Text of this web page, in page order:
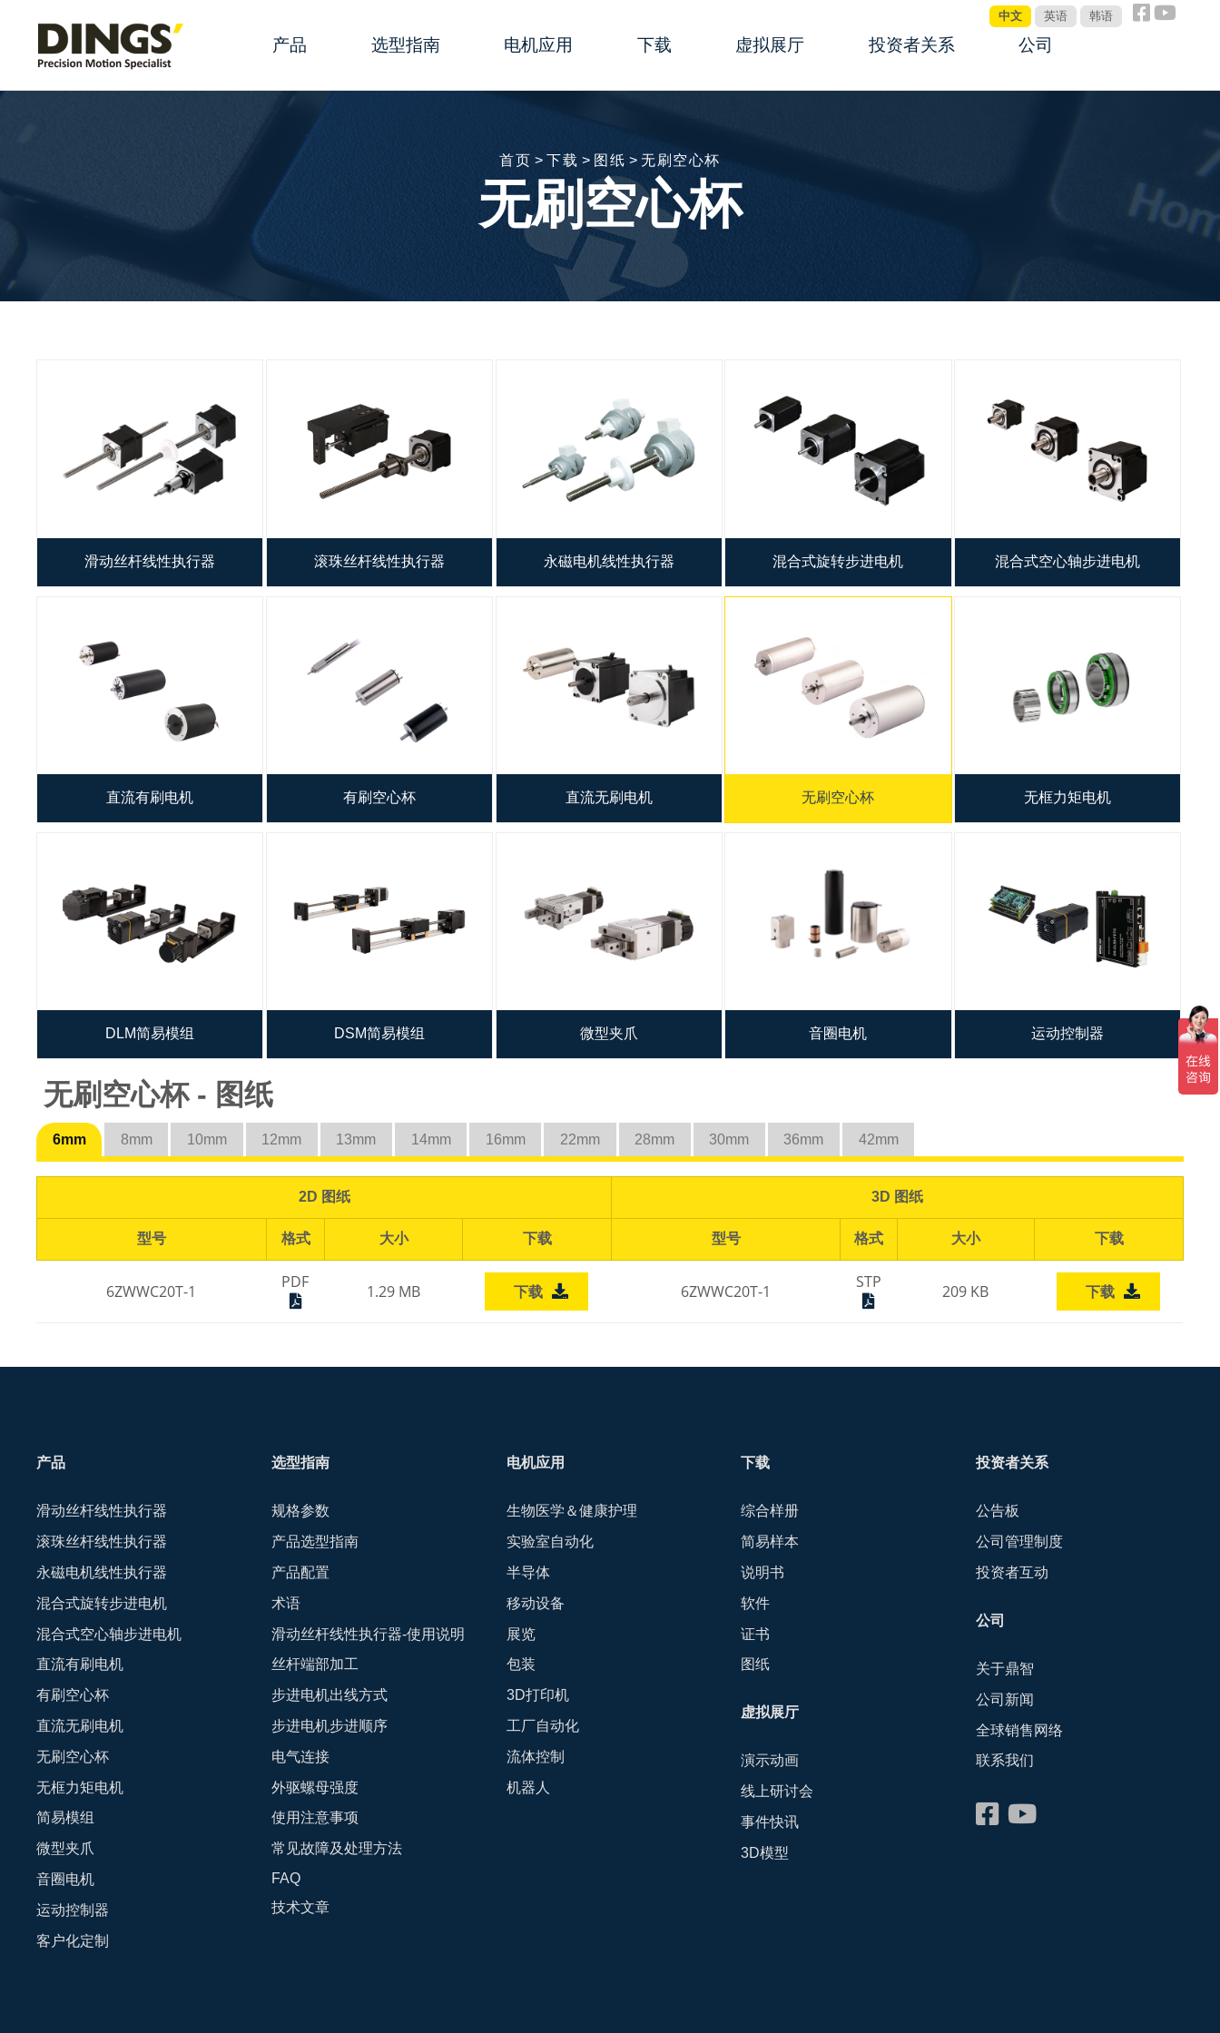
产品
滚珠丝杆线性执行器
永磁电机线性执行器
混合式旋转步进电机
混合式空心轴步进电机
直流无刷电机
无刷空心杯
无框力矩电机
运动控制器
客户化定制
选型指南
产品配置
术语
滑动丝杆线性执行器-使用说明
步进电机步进顺序
电气连接
电机应用
实验室自动化
半导体
移动设备
机器人
下载
简易样本
说明书
软件
证书
虚拟展厅
事件快讯
投资者关系 公司
中文 英语 韩语
首页 >下载 > 图纸 >无刷空心杯
无刷空心杯
滑动丝杆线性执行器 滚珠丝杆线性执行器 永磁电机线性执行器 混合式旋转步进电机 混合式空心轴步进电机
直流有刷电机 有刷空心杯 直流无刷电机 无刷空心杯 无框力矩电机
DLM简易模组 DSM简易模组 微型夹爪 音圈电机 运动控制器
无刷空心杯 - 图纸
6mm 8mm 10mm 12mm 13mm 14mm 16mm 22mm 28mm 30mm 36mm 42mm
2D 图纸 3D 图纸
型号 格式 大小 下载 型号 格式 大小 下载
6ZWWC20T-1 PDF 1.29 MB 下载 6ZWWC20T-1 STP 209 KB 下载
产品
滑动丝杆线性执行器
滚珠丝杆线性执行器
永磁电机线性执行器
混合式旋转步进电机
混合式空心轴步进电机
直流有刷电机
有刷空心杯
直流无刷电机
无刷空心杯
无框力矩电机
简易模组
微型夹爪
音圈电机
运动控制器
客户化定制
选型指南
规格参数
产品选型指南
产品配置
术语
滑动丝杆线性执行器-使用说明
丝杆端部加工
步进电机出线方式
步进电机步进顺序
电气连接
外驱螺母强度
使用注意事项
常见故障及处理方法
FAQ
技术文章
电机应用
生物医学＆健康护理
实验室自动化
半导体
移动设备
展览
包装
3D打印机
工厂自动化
流体控制
机器人
下载
综合样册
简易样本
说明书
软件
证书
图纸
虚拟展厅
演示动画
线上研讨会
事件快讯
3D模型
投资者关系
公告板
公司管理制度
投资者互动
公司
关于鼎智
公司新闻
全球销售网络
联系我们